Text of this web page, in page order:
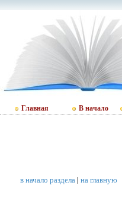
Главная В начало
в начало раздела| на главную